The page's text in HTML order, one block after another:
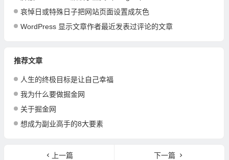
哀悼日或特殊日子把网站页面设置成灰色
WordPress 显示文章作者最近发表过评论的文章
推荐文章
人生的终极目标是让自己幸福
我为什么要做掘金网
关于掘金网
想成为副业高手的8大要素
上一篇
下一篇